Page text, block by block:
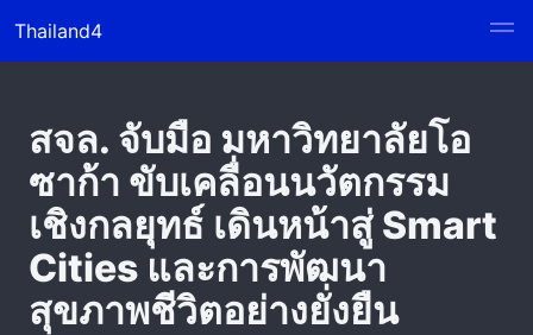
Thailand4
สจล. จับมือ มหาวิทยาลัยโอ
ซาก้า ขับเคลื่อนนวัตกรรม
เชิงกลยุทธ์ เดินหน้าสู่ Smart
Cities และการพัฒนา
สุขภาพชีวิตอย่างยั่งยืน